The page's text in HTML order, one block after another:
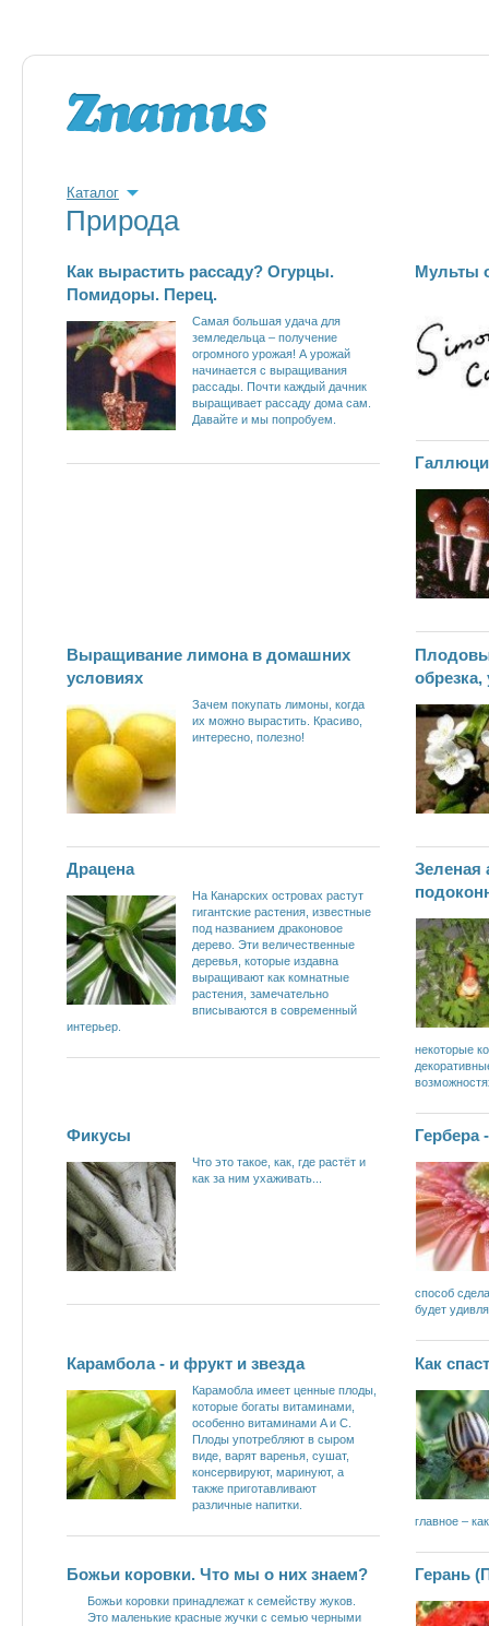
Каталог
Природа
Как вырастить рассаду? Огурцы.
Помидоры. Перец.
Самая большая удача для
земледельца – получение
огромного урожая! А урожай
начинается с выращивания
рассады. Почти каждый дачник
выращивает рассаду дома сам.
Давайте и мы попробуем.
Мульты
Выращивание лимона в домашних
условиях
Зачем покупать лимоны, когда
их можно вырастить. Красиво,
интересно, полезно!
Драцена
На Канарских островах растут
гигантские растения, известные
под названием драконовое
дерево. Эти величественные
деревья, которые издавна
выращивают как комнатные
растения, замечательно
вписываются в современный
интерьер.
Зеленая
некоторые
Фикусы
Что это такое, как, где растёт и
как за ним ухаживать...
Гербера
способ
будет
Карамбола - и фрукт и звезда
Карамобла имеет ценные плоды,
которые богаты витаминами,
особенно витаминами A и С.
Плоды употребляют в сыром
виде, варят варенья, сушат,
консервируют, маринуют, а
также приготавливают
различные напитки.
Как
главное –
Божьи коровки. Что мы о них знаем?
Божьи коровки принадлежат к семейству жуков.
Это маленькие красные жучки с семью черными
Герань